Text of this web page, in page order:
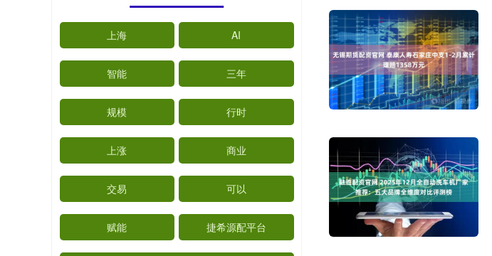
上海 AI
智能 三年
规模 行时
上涨 商业
交易 可以
赋能 捷希源配平台